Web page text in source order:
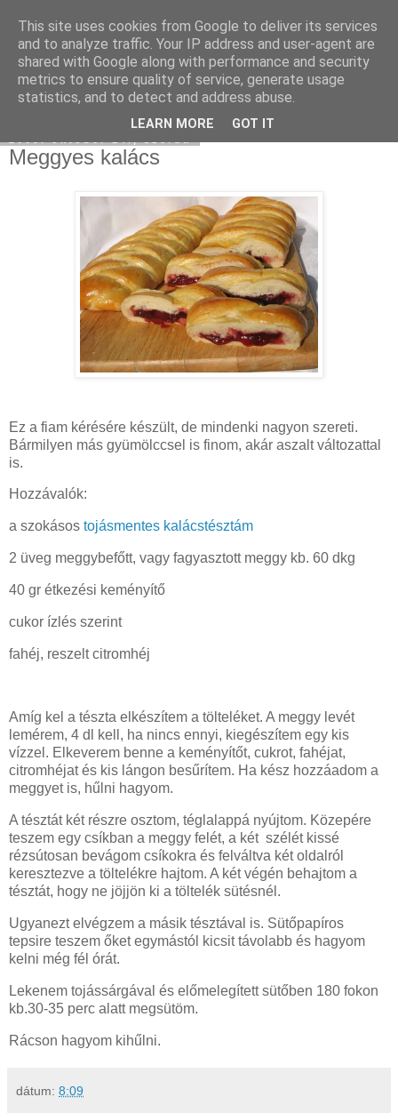
Moha Konyha
Meggyes kalács
Ez a fiam kérésére készült, de mindenki nagyon szereti.
Bármilyen más gyümölccsel is finom, akár aszalt változattal
is.
Hozzávalók:
a szokásos tojásmentes kalácstésztám
2 üveg meggybefőtt, vagy fagyasztott meggy kb. 60 dkg
40 gr étkezési keményítő
cukor ízlés szerint
fahéj, reszelt citromhéj
Amíg kel a tészta elkészítem a tölteléket. A meggy levét
lemérem, 4 dl kell, ha nincs ennyi, kiegészítem egy kis
vízzel. Elkeverem benne a keményítőt, cukrot, fahéjat,
citromhéjat és kis lángon besűrítem. Ha kész hozzáadom a
meggyet is, hűlni hagyom.
A tésztát két részre osztom, téglalappá nyújtom. Közepére
teszem egy csíkban a meggy felét, a két szélét kissé
rézsútosan bevágom csíkokra és felváltva két oldalról
keresztezve a töltelékre hajtom. A két végén behajtom a
tésztát, hogy ne jöjjön ki a töltelék sütésnél.
Ugyanezt elvégzem a másik tésztával is. Sütőpapíros
tepsire teszem őket egymástól kicsit távolabb és hagyom
kelni még fél órát.
Lekenem tojássárgával és előmelegített sütőben 180 fokon
kb.30-35 perc alatt megsütöm.
Rácson hagyom kihűlni.
dátum: 8:09
This site uses cookies from Google to deliver its services
and to analyze traffic. Your IP address and user-agent are
shared with Google along with performance and security
metrics to ensure quality of service, generate usage
statistics, and to detect and address abuse.
LEARN MORE GOT IT